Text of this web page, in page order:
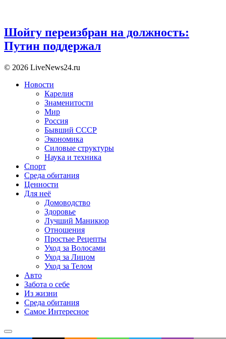
Шойгу переизбран на должность:
Путин поддержал
© 2026 LiveNews24.ru
Новости
Карелия
Знаменитости
Мир
Россия
Бывший СССР
Экономика
Силовые структуры
Наука и техника
Спорт
Среда обитания
Ценности
Для неё
Домоводство
Здоровье
Лучший Маникюр
Отношения
Простые Рецепты
Уход за Волосами
Уход за Лицом
Уход за Телом
Авто
Забота о себе
Из жизни
Среда обитания
Самое Интересное